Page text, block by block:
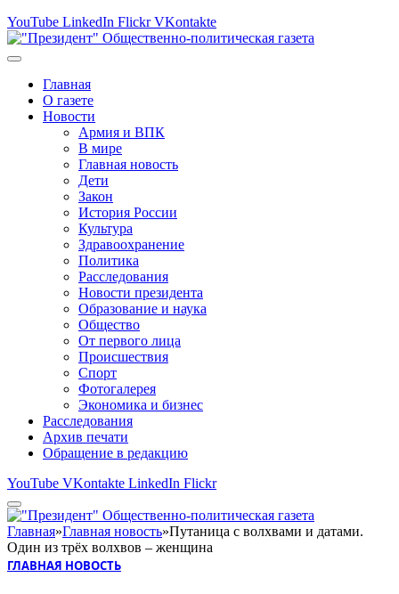
YouTube LinkedIn Flickr VKontakte
Главная
О газете
Новости
Армия и ВПК
В мире
Главная новость
Дети
Закон
История России
Культура
Здравоохранение
Политика
Расследования
Новости президента
Образование и наука
Общество
От первого лица
Происшествия
Спорт
Фотогалерея
Экономика и бизнес
Расследования
Архив печати
Обращение в редакцию
YouTube VKontakte LinkedIn Flickr
Главная»Главная новость»Путаница с волхвами и датами.
Один из трёх волхвов – женщина
ГЛАВНАЯ НОВОСТЬ